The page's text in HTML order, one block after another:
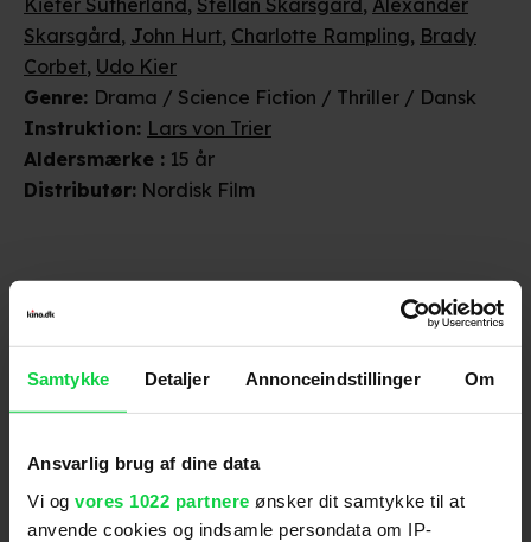
Samtykke Detaljer Annonceindstillinger Om
Ansvarlig brug af dine data
Vi og vores 1022 partnere ønsker dit samtykke til at
anvende cookies og indsamle persondata om IP-
Anmeldelser fra medierne
(6 )
Kiefer Sutherland, Stellan Skarsgård, Alexander
Skarsgård, John Hurt, Charlotte Rampling, Brady
Corbet, Udo Kier
Genre: Drama / Science Fiction / Thriller / Dansk
Instruktion: Lars von Trier
Aldersmærke : 15 år
Distributør: Nordisk Film